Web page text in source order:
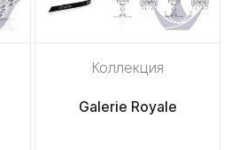
Коллекция
Galerie Royale